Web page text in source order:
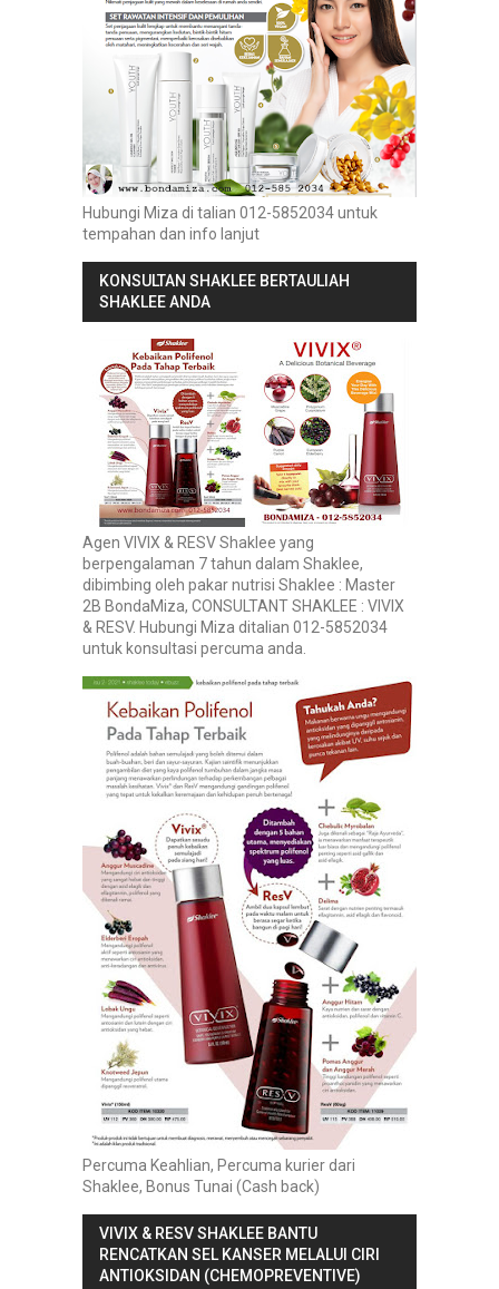
Hubungi Miza di talian 012-5852034 untuk
tempahan dan info lanjut
KONSULTAN SHAKLEE BERTAULIAH
SHAKLEE ANDA
Agen VIVIX & RESV Shaklee yang
berpengalaman 7 tahun dalam Shaklee,
dibimbing oleh pakar nutrisi Shaklee : Master
2B BondaMiza, CONSULTANT SHAKLEE : VIVIX
& RESV. Hubungi Miza ditalian 012-5852034
untuk konsultasi percuma anda.
Percuma Keahlian, Percuma kurier dari
Shaklee, Bonus Tunai (Cash back)
VIVIX & RESV SHAKLEE BANTU
RENCATKAN SEL KANSER MELALUI CIRI
ANTIOKSIDAN (CHEMOPREVENTIVE)